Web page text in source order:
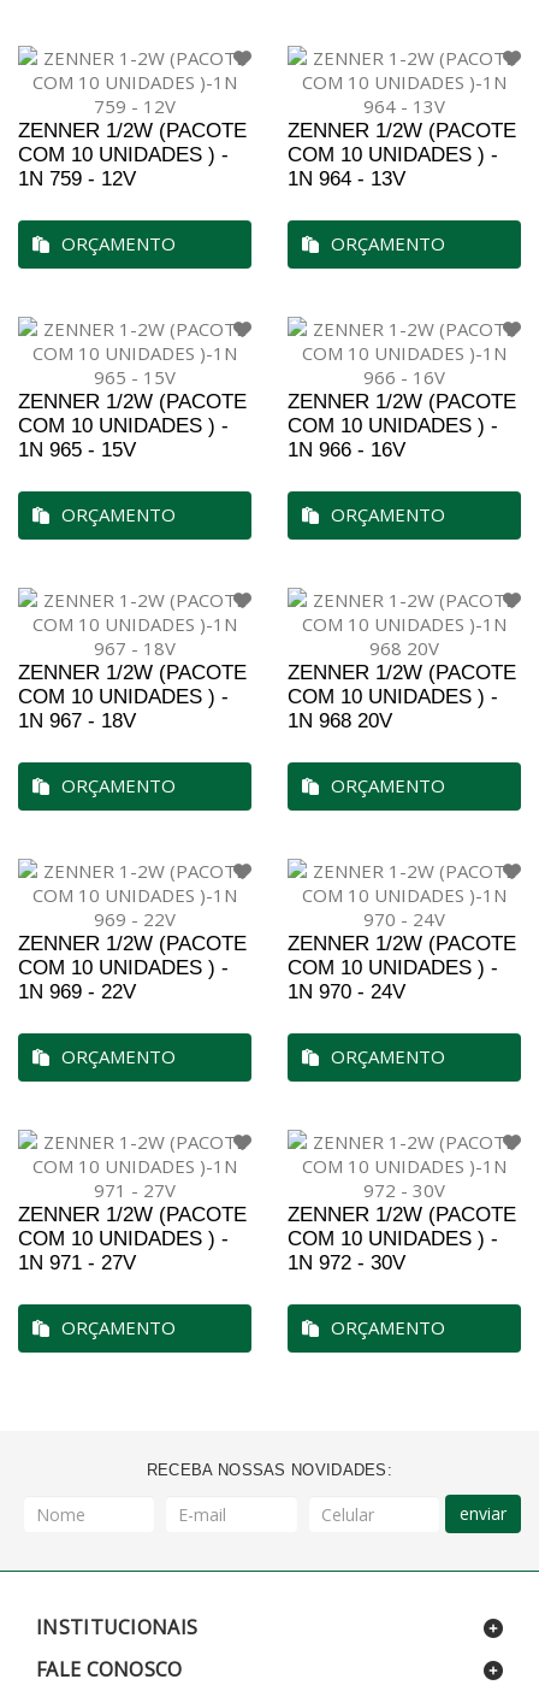
ZENNER 1/2W (PACOTE
COM 10 UNIDADES ) -
1N 759 - 12V
ORÇAMENTO
ZENNER 1/2W (PACOTE
COM 10 UNIDADES ) -
1N 964 - 13V
ORÇAMENTO
ZENNER 1/2W (PACOTE
COM 10 UNIDADES ) -
1N 965 - 15V
ORÇAMENTO
ZENNER 1/2W (PACOTE
COM 10 UNIDADES ) -
1N 966 - 16V
ORÇAMENTO
ZENNER 1/2W (PACOTE
COM 10 UNIDADES ) -
1N 967 - 18V
ORÇAMENTO
ZENNER 1/2W (PACOTE
COM 10 UNIDADES ) -
1N 968 20V
ORÇAMENTO
ZENNER 1/2W (PACOTE
COM 10 UNIDADES ) -
1N 969 - 22V
ORÇAMENTO
ZENNER 1/2W (PACOTE
COM 10 UNIDADES ) -
1N 970 - 24V
ORÇAMENTO
ZENNER 1/2W (PACOTE
COM 10 UNIDADES ) -
1N 971 - 27V
ORÇAMENTO
ZENNER 1/2W (PACOTE
COM 10 UNIDADES ) -
1N 972 - 30V
ORÇAMENTO
RECEBA NOSSAS NOVIDADES:
enviar
INSTITUCIONAIS
FALE CONOSCO